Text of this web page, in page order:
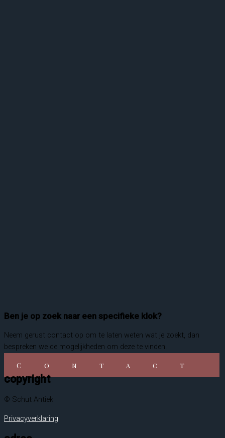
Ben je op zoek naar een specifieke klok?
Neem gerust contact op om te laten weten wat je zoekt, dan
bespreken we de mogelijkheden om deze te vinden.
Contact
copyright
© Schut Antiek
Privacyverklaring